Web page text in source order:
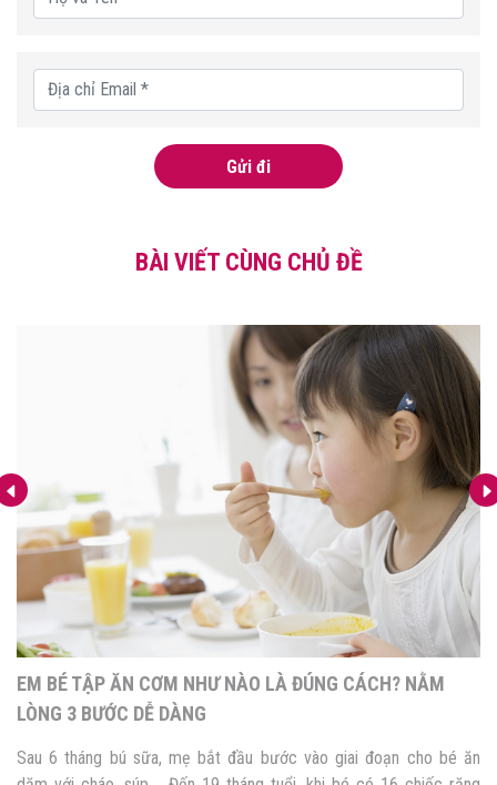
Gửi đi
BÀI VIẾT CÙNG CHỦ ĐỀ
4 PHƯƠNG PHÁP ĂN DẶM CHO BÉ PHỔ BIẾN NHẤT HIỆN
NAY
Quá trình phát triển trưởng thành của con không thể thiếu giai đoạn